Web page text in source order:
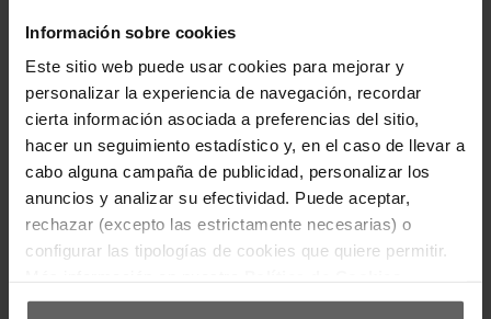
Información sobre cookies
Este sitio web puede usar cookies para mejorar y
personalizar la experiencia de navegación, recordar
cierta información asociada a preferencias del sitio,
hacer un seguimiento estadístico y, en el caso de llevar a
cabo alguna campaña de publicidad, personalizar los
anuncios y analizar su efectividad. Puede aceptar,
rechazar (excepto las estrictamente necesarias) o
configurar las tipologías de cookies que quiere permitir.
ajustables. Presenta bolsillos laterales abiertos y el
logo de la marca bordado en el pecho y la
espalda. Confeccionada en tejido resistente y
cómodo, es una prenda versátil ideal para
actividades al aire libre o looks urbanos.
DETALLES DEL PRODUCTO
DEVOLUCIONES Y CAMBIOS